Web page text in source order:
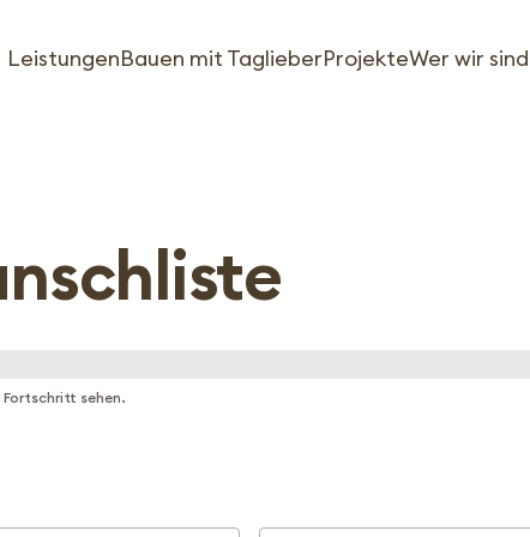
LeistungenBauen mit TaglieberProjekteWer wir sind
Fortschritt sehen.